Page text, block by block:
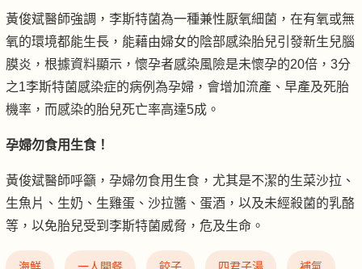
黃俊斌醫師強調，李斯特菌為一種兼性厭氧細菌，在有氧或無
氧的環境都能生長，能藉由婦女的陰部感染胎兒引發新生兒腦
膜炎，根據資料顯示，懷孕者感染風險是未懷孕的20倍，3分
之1李斯特菌感染症的病例為孕婦，會增加流產、早產及死胎
機率，而感染的胎兒死亡率高達5成。
孕婦勿食用生食！
黃俊斌醫師呼籲，孕婦勿食用生食，尤其是不潔的生菜沙拉、
生魚片、生奶、生雞蛋、沙拉醬、蛋酒，以及未經殺菌的乳酪
等，以免胎兒受到李斯特菌威脅，危及生命。